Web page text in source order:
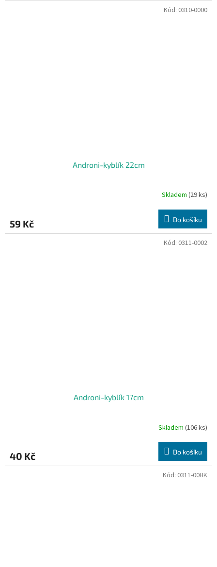
Androni-kyblík 22cm
Skladem (29 ks)
59 Kč Do košíku
Kód: 0310-0000
Androni-kyblík 17cm
Skladem (106 ks)
40 Kč Do košíku
Kód: 0311-0002
Kód: 0311-00HK